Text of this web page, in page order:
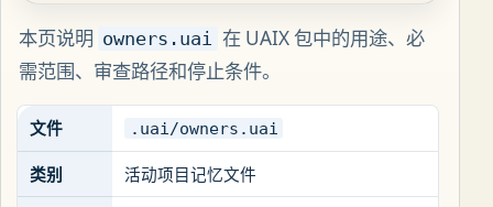
本页说明 owners.uai 在 UAIX 包中的用途、必
需范围、审查路径和停止条件。
文件 .uai/owners.uai
类别 活动项目记忆文件